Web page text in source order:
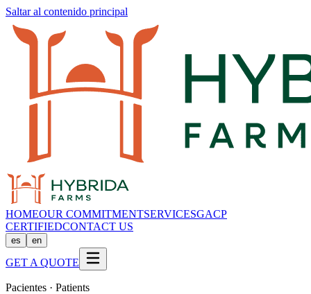
Saltar al contenido principal
HOMEOUR COMMITMENTSERVICESGACP
CERTIFIEDCONTACT US
es en
GET A QUOTE
Pacientes · Patients